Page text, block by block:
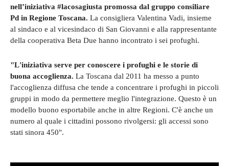
nell’iniziativa #lacosagiusta promossa dal gruppo consiliare
Pd in Regione Toscana. La consigliera Valentina Vadi, insieme
al sindaco e al vicesindaco di San Giovanni e alla rappresentante
della cooperativa Beta Due hanno incontrato i sei profughi.
"L'iniziativa serve per conoscere i profughi e le storie di
buona accoglienza. La Toscana dal 2011 ha messo a punto
l'accoglienza diffusa che tende a concentrare i profughi in piccoli
gruppi in modo da permettere meglio l'integrazione. Questo è un
modello buono esportabile anche in altre Regioni. C'è anche un
numero al quale i cittadini possono rivolgersi: gli accessi sono
stati sinora 450".